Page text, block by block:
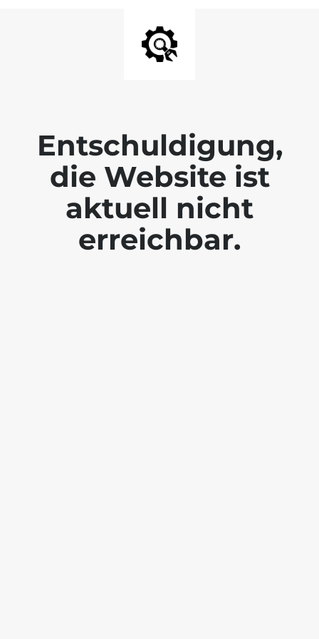
Entschuldigung,
die Website ist
aktuell nicht
erreichbar.